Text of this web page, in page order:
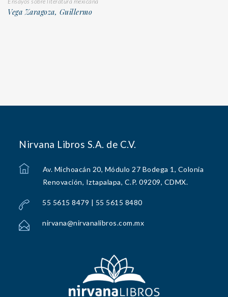
Vega Zaragoza, Guillermo
Nirvana Libros S.A. de C.V.
Av. Michoacán 20, Módulo 27 Bodega 1, Colonia
Renovación, Iztapalapa, C.P. 09209, CDMX.
55 5615 8479 | 55 5615 8480
nirvana@nirvanalibros.com.mx